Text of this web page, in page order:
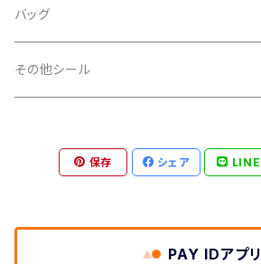
スペース
扇
金
銀
タマムシ
PP加工
あり
印刷
iphoneケース
シール
バッグ
その他シール
保存 シェア LINE
PAY IDアプリ